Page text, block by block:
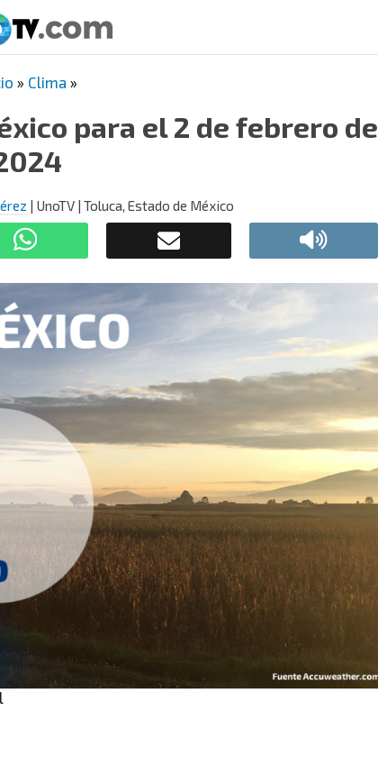
» Clima »
para el 2 de febrero de
| UnoTV | Toluca, Estado de México